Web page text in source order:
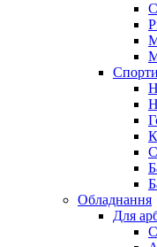
Обладнання
Для